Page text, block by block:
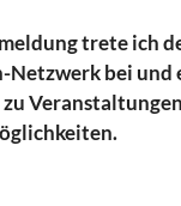
trete ich
Netzwerk bei